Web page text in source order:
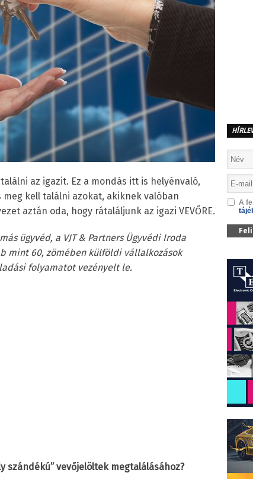
az igazit. Ez a mondás itt is helyénvaló,
kell találni azokat, akiknek valóban
aztán oda, hogy rátaláljunk az igazi VEVŐRE.
ügyvéd, a VJT & Partners Ügyvédi Iroda
mint 60, zömében külföldi vállalkozások
folyamatot vezényelt le.
szándékú” vevőjelöltek megtalálásához?
A